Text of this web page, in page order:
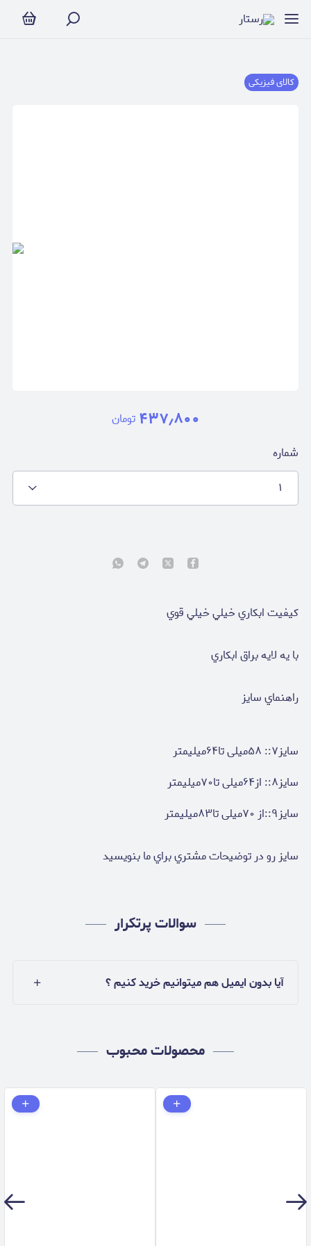
کالای فیزیکی
۴۳۷٫۸۰۰ تومان
شماره
١
كيفيت ابكاري خيلي خيلي قوي
با يه لايه براق ابكاري
راهنماي سايز
سایز۷:: ۵۸میلی تا۶۴میلیمتر
سایز۸:: از۶۴میلی تا۷۰میلیمتر
سایز۹::از ۷۰میلی تا۸۳میلیمتر
سايز رو در توضيحات مشتري براي ما بنويسيد
سوالات پرتکرار
آیا بدون ایمیل هم میتوانیم خرید کنیم ؟
محصولات محبوب